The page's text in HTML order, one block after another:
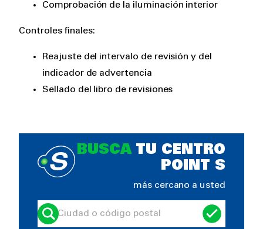
Comprobación de la iluminación interior
Controles finales:
Reajuste del intervalo de revisión y del
indicador de advertencia
Sellado del libro de revisiones
BUSCATU CENTRO
POINT S
más cercano a usted